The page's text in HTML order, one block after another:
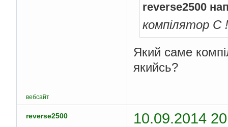
reverse2500
компілятор С
Який саме
якийсь?
вебсайт
reverse2500 10.09.2014